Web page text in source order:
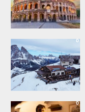
0
0